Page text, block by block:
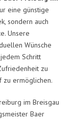
eine günstige
sondern auch
Unsere
Wünsche
Schritt
zu
zu ermöglichen.
im Breisgau
Baer